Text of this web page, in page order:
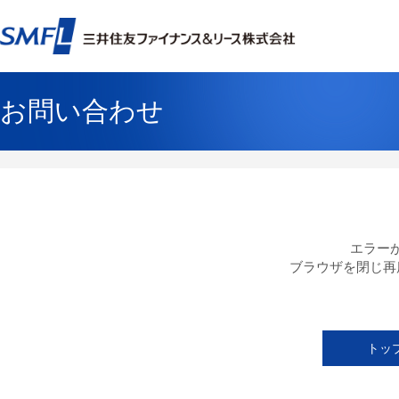
お問い合わせ
エラー
ブラウザを閉じ
トッ